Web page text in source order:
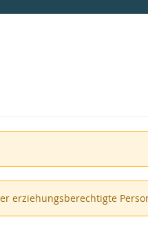
erziehungsberechtigte